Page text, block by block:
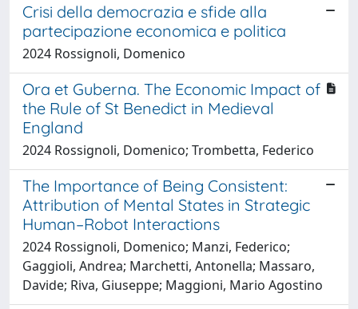
Crisi della democrazia e sfide alla
partecipazione economica e politica
2024 Rossignoli, Domenico
Ora et Guberna. The Economic Impact of
the Rule of St Benedict in Medieval
England
2024 Rossignoli, Domenico; Trombetta, Federico
The Importance of Being Consistent:
Attribution of Mental States in Strategic
Human–Robot Interactions
2024 Rossignoli, Domenico; Manzi, Federico;
Gaggioli, Andrea; Marchetti, Antonella; Massaro,
Davide; Riva, Giuseppe; Maggioni, Mario Agostino